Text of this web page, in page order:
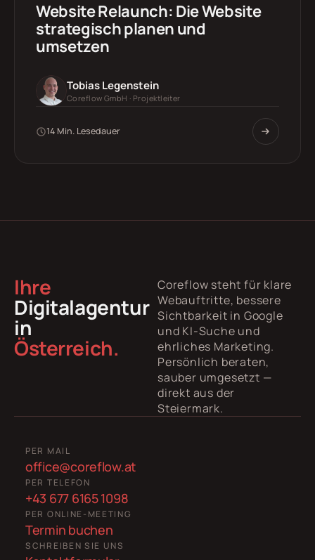
Website Relaunch: Die Website
strategisch planen und
umsetzen
Tobias Legenstein
Coreflow GmbH · Projektleiter
14 Min. Lesedauer
Ihre
Digitalagentur
in
Österreich.
Coreflow steht für klare
Webauftritte, bessere
Sichtbarkeit in Google
und KI-Suche und
ehrliches Marketing.
Persönlich beraten,
sauber umgesetzt —
direkt aus der
Steiermark.
PER MAIL
office@coreflow.at
PER TELEFON
+43 677 6165 1098
PER ONLINE-MEETING
Termin buchen
SCHREIBEN SIE UNS